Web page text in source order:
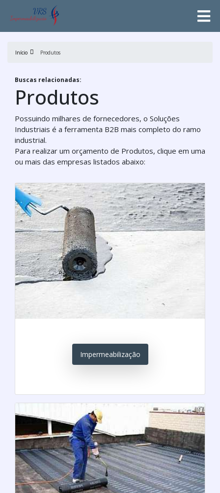
Início Produtos
Buscas relacionadas:
Produtos
Possuindo milhares de fornecedores, o Soluções
Industriais é a ferramenta B2B mais completo do ramo
industrial.
Para realizar um orçamento de Produtos, clique em uma
ou mais das empresas listados abaixo:
Impermeabilização